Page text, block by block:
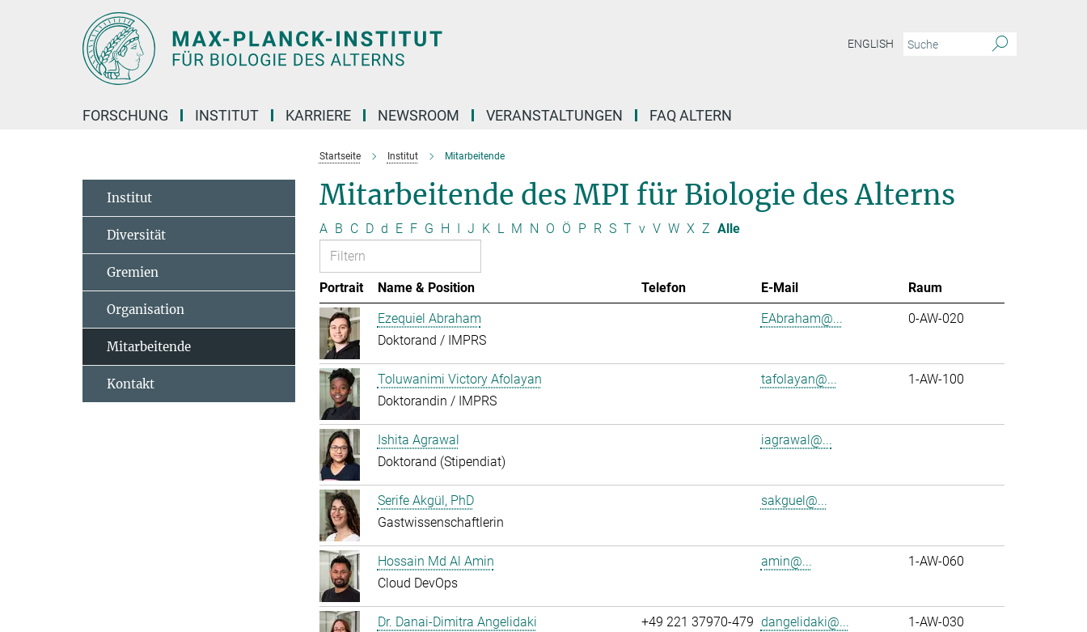
ENGLISH
FORSCHUNG INSTITUT KARRIERE NEWSROOM VERANSTALTUNGEN FAQ ALTERN
Startseite Institut Mitarbeitende
Mitarbeitende des MPI für Biologie des Alterns
A B C D d E F G H I J K L M N O Ö P R S T v V W X Z Alle
Portrait Name & Position Telefon E-Mail
Raum
Ezequiel Abraham
Doktorand / IMPRS
EAbraham@... 0-AW-020
Toluwanimi Victory Afolayan
Doktorandin / IMPRS
tafolayan@... 1-AW-100
Ishita Agrawal
Doktorand (Stipendiat)
iagrawal@...
Serife Akgül, PhD
Gastwissenschaftlerin
sakguel@...
Hossain Md Al Amin
Cloud DevOps
amin@... 1-AW-060
Dr. Danai-Dimitra Angelidaki
+49 221 37970-479 dangelidaki@... 1-AW-030
Institut
Diversität
Gremien
Organisation
Mitarbeitende
Kontakt